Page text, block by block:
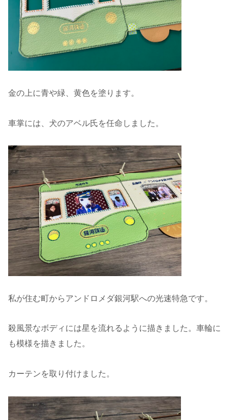
金の上に青や緑、黄色を塗ります。
車掌には、犬のアベル氏を任命しました。
私が住む町からアンドロメダ銀河駅への光速特急です。
殺風景なボディには星を流れるように描きました。車輪に
も模様を描きました。
カーテンを取り付けました。